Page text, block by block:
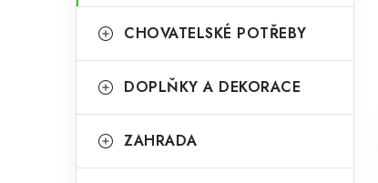
CHOVATELSKÉ POTŘEBY
DOPLŇKY A DEKORACE
ZAHRADA